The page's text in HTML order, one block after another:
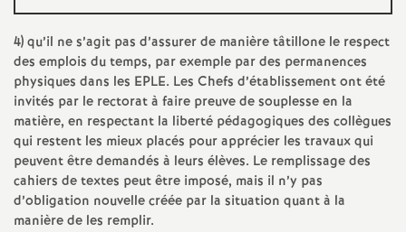
4) qu’il ne s’agit pas d’assurer de manière tâtillone le respect
des emplois du temps, par exemple par des permanences
physiques dans les EPLE. Les Chefs d’établissement ont été
invités par le rectorat à faire preuve de souplesse en la
matière, en respectant la liberté pédagogiques des collègues
qui restent les mieux placés pour apprécier les travaux qui
peuvent être demandés à leurs élèves. Le remplissage des
cahiers de textes peut être imposé, mais il n’y pas
d’obligation nouvelle créée par la situation quant à la
manière de les remplir.